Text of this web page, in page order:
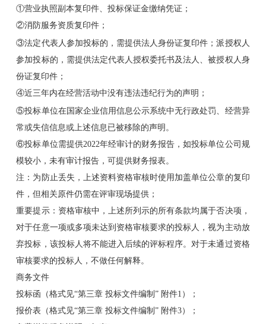
①营业执照副本复印件、投标保证金缴纳凭证；
②消防服务资质复印件；
③法定代表人参加投标的，需提供法人身份证复印件；派授权人
参加投标的，需提供法定代表人授权委托书及法人、被授权人身
份证复印件；
④近三年内在经营活动中没有违法违纪行为的声明；
⑤投标单位在国家企业信用信息公示系统中无行政处罚、经营异
常或失信信息或上述信息已被移除的声明。
⑥投标单位需提供2022年经审计的财务报告，如投标单位公司规
模较小，未有审计报告，可提供财务报表。
注：为防止丢失，上述资料资格审核时使用加盖单位公章的复印
件，但相关原件仍需在评审现场提供；
重要提示：资格审核中，上述所列示的所有条款均属于否决项，
对于任意一项或多项未达到资格审核要求的投标人，视为主动放
弃投标，该投标人将不能进入后续的评标程序。对于未通过资格
审核要求的投标人，不做任何解释。
商务文件
投标函（格式见“第三章 投标文件编制” 附件1）；
报价表（格式见“第三章 投标文件编制” 附件3）；